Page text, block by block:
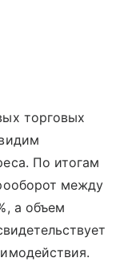
торговых
По итогам
между
а объем